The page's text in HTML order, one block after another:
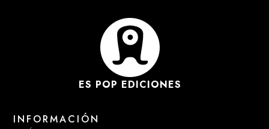
ES POP EDICIONES
INFORMACIÓN